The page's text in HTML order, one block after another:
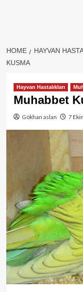
HOME HAYVAN
KUSMA
Hayvan Hastalıkları
Muhabbet
Gökhan aslan 7